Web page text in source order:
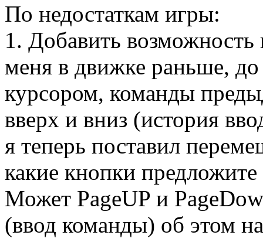
По недостаткам игры:
1. Добавить
меня в движке раньше,
курсором, команды
вверх и вниз (история
я теперь поставил
какие кнопки
Может PageUP и
(ввод команды) об этом